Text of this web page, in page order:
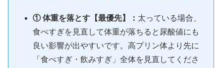
① 体重を落とす【最優先】： 太っている場合、
食べすぎを見直して体重が落ちると尿酸値にも
良い影響が出やすいです。高プリン体より先に
「食べすぎ・飲みすぎ」全体を見直してくださ